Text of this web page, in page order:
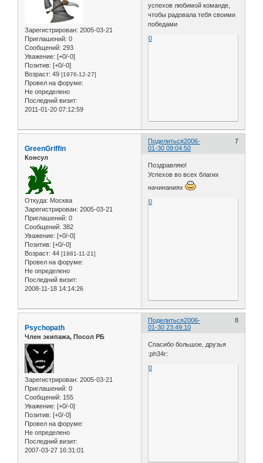
Зарегистрирован: 2005-03-21
Приглашений: 0
Сообщений: 293
Уважение: [+0/-0]
Позитив: [+0/-0]
Возраст: 49 [1976-12-27]
Провел на форуме:
Не определено
Последний визит:
2011-01-20 07:12:59
успехов любимой команде,
чтобы радовала тебя своими
победами
0
Поделиться 7
2006-
01-30 09:04:50
GreenGriffin
Консул
Откуда: Москва
Зарегистрирован: 2005-03-21
Приглашений: 0
Сообщений: 382
Уважение: [+0/-0]
Позитив: [+0/-0]
Возраст: 44 [1981-11-21]
Провел на форуме:
Не определено
Последний визит:
2008-11-18 14:14:26
Поздравляю!
Успехов во всех благих
начинаниях
0
Поделиться 8
2006-
01-30 23:49:10
Psychopath
Член экипажа, Посол РБ
Зарегистрирован: 2005-03-21
Приглашений: 0
Сообщений: 155
Уважение: [+0/-0]
Позитив: [+0/-0]
Провел на форуме:
Не определено
Последний визит:
2007-03-27 16:31:01
Cпасибо большое, друзья
:ph34r:
0